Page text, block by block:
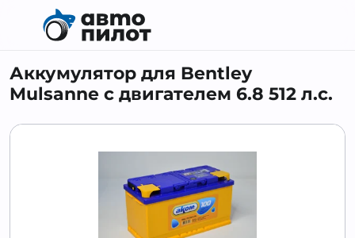
Аккумулятор для Bentley
Mulsanne с двигателем 6.8 512 л.c.